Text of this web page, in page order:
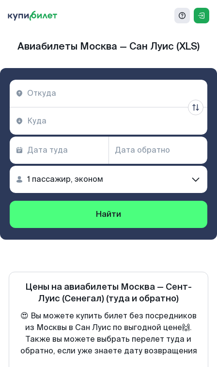
Авиабилеты Москва — Сан Луис (XLS)
Найти
Цены на авиабилеты Москва — Сент-
Луис (Сенегал) (туда и обратно)
😍 Вы можете купить билет без посредников
из Москвы в Сан Луис по выгодной цене🙌.
Также вы можете выбрать перелет туда и
обратно, если уже знаете дату возвращения